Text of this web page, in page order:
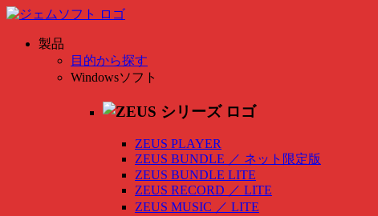
製品
目的から探す
Windowsソフト
ZEUS PLAYER
ZEUS BUNDLE ／ ネット限定版
ZEUS BUNDLE LITE
ZEUS RECORD ／ LITE
ZEUS MUSIC ／ LITE